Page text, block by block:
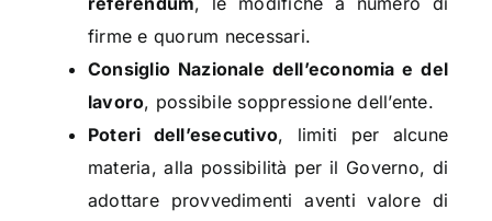
firme e quorum necessari.
Consiglio Nazionale dell’economia e del
lavoro, possibile soppressione dell’ente.
Poteri dell’esecutivo, limiti per alcune
materia, alla possibilità per il Governo, di
adottare provvedimenti aventi valore di